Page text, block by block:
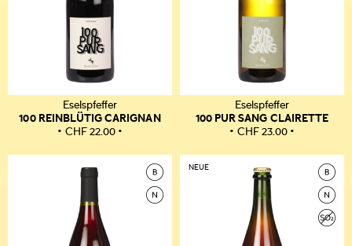
Eselspfeffer
100 REINBLÜTIG CARIGNAN
CHF22.00
Eselspfeffer
100 PUR SANG CLAIRETTE
CHF23.00
NEUE